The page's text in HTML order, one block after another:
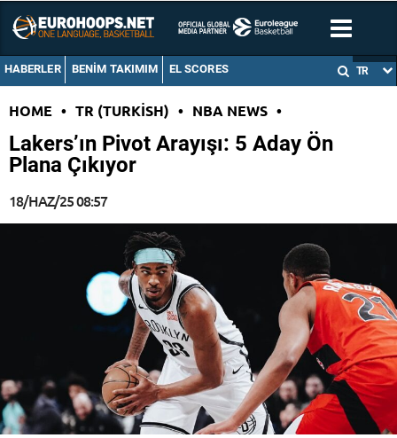
HABERLER BENIM TAKIMIM EL SCORES TR
HOME • TR (TURKISH) • NBA NEWS •
Lakers’ın Pivot Arayışı: 5 Aday Ön
Plana Çıkıyor
18/HAZ/25 08:57